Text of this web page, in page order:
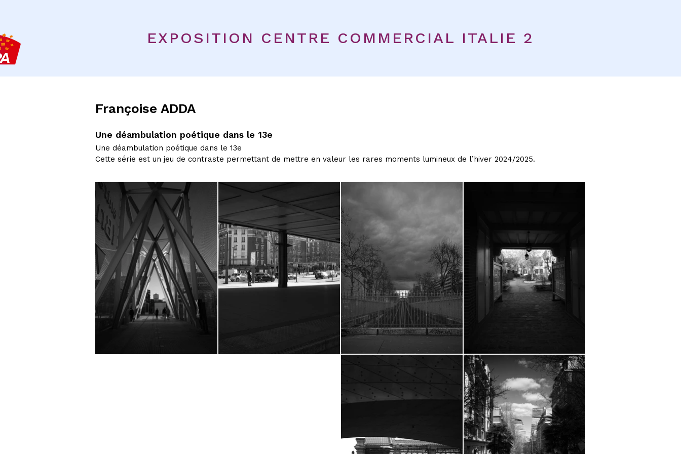
EXPOSITION CENTRE COMMERCIAL ITALIE 2
Françoise ADDA
Une déambulation poétique dans le 13e
Une déambulation poétique dans le 13e
Cette série est un jeu de contraste permettant de mettre en valeur les rares moments lumineux de l’hiver 2024/2025.